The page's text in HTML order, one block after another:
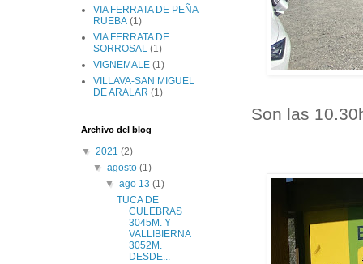
Son las
VIA FERRATA DE PEÑA
RUEBA (1)
VIA FERRATA DE
SORROSAL (1)
VIGNEMALE (1)
VILLAVA-SAN MIGUEL
DE ARALAR (1)
Archivo del blog
▼ 2021 (2)
▼agosto(1)
▼ ago 13 (1)
TUCA DE
CULEBRAS
3045M. Y
VALLIBIERNA
3052M.
DESDE...